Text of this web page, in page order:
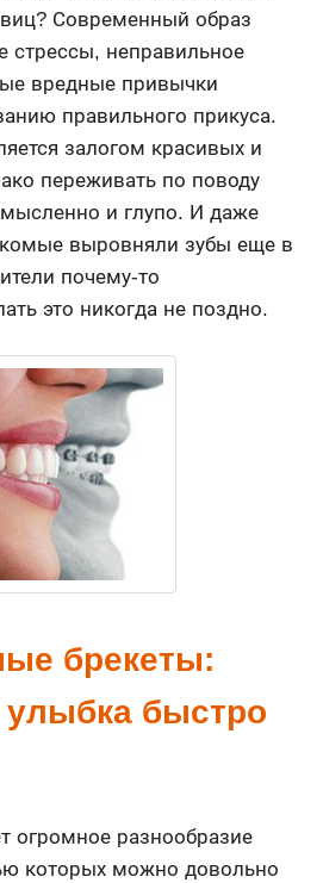
Современный образ
стрессы, неправильное
вредные привычки
правильного прикуса.
залогом красивых и
переживать по поводу
и глупо. И даже
выровняли зубы еще в
почему-то
это никогда не поздно.
брекеты:
улыбка быстро
огромное разнообразие
которых можно довольно